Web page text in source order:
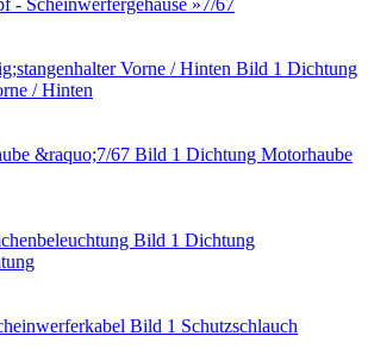
Dichtung
/ Hinten
Dichtung Motorhaube
Dichtung
Schutzschlauch